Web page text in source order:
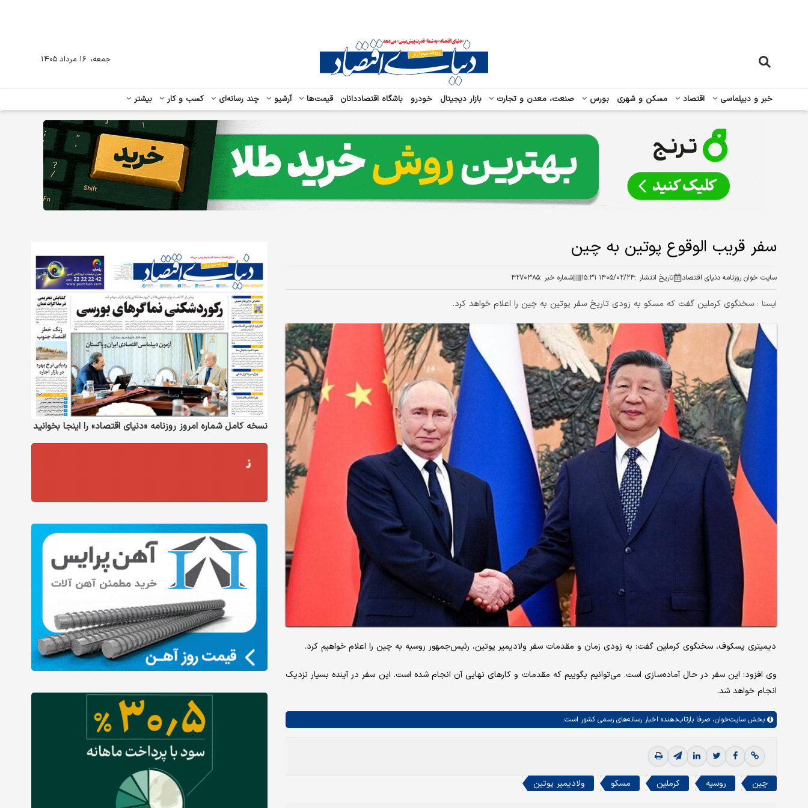
خبر و دیپلماسی اقتصاد مسکن و شهری بورس صنعت، معدن و تجارت بازار دیجیتال خودرو باشگاه اقتصاددانان قیمت‌ها آرشیو چند رسانه‌ای کسب و کار بیشتر
جمعه، ۱۶ مرداد ۱۴۰۵
سفر قریب الوقوع پوتین به چین
سایت خوان روزنامه دنیای اقتصاد تاریخ انتشار :۱۴۰۵/۰۲/۲۴ ۱۵:۳۱ شماره خبر :۴۲۷۰۳۸۵
ايسنا : سخنگوی کرملین گفت که مسکو به زودی تاریخ سفر پوتین به چین را اعلام خواهد کرد.
دیمیتری پسکوف، سخنگوی کرملین گفت: به زودی زمان و مقدمات سفر ولادیمیر پوتین، رئیس‌جمهور روسیه به چین را اعلام خواهیم کرد.
وی افزود: این سفر در حال آماده‌سازی است. می‌توانیم بگوییم که مقدمات و کارهای نهایی آن انجام شده است. این سفر در آینده بسیار نزدیک
انجام خواهد شد.
بخش سایت‌خوان، صرفا بازتاب‌دهنده اخبار رسانه‌های رسمی کشور است.
چین روسیه کرملین مسکو ولادیمیر پوتین
نسخه کامل شماره امروز روزنامه «دنیای‌ اقتصاد» را اینجا بخوانید